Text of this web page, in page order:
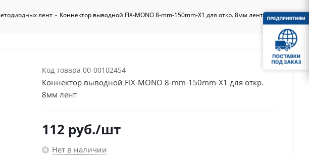
лент - Коннектор выводной FIX-MONO 8-mm-150mm-X1 для откр. 8мм лент
Код товара 00-00102454
Коннектор выводной FIX-MONO 8-mm-150mm-X1 для откр.
8мм лент
112 руб./шт
Нет в наличии